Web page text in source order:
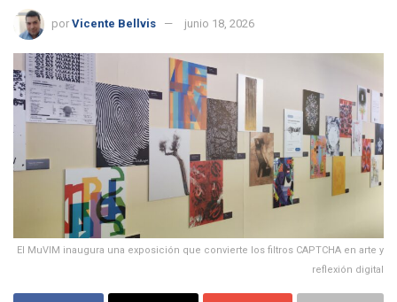
por Vicente Bellvis junio 18, 2026
El MuVIM inaugura una exposición que convierte los filtros CAPTCHA en arte y
reflexión digital